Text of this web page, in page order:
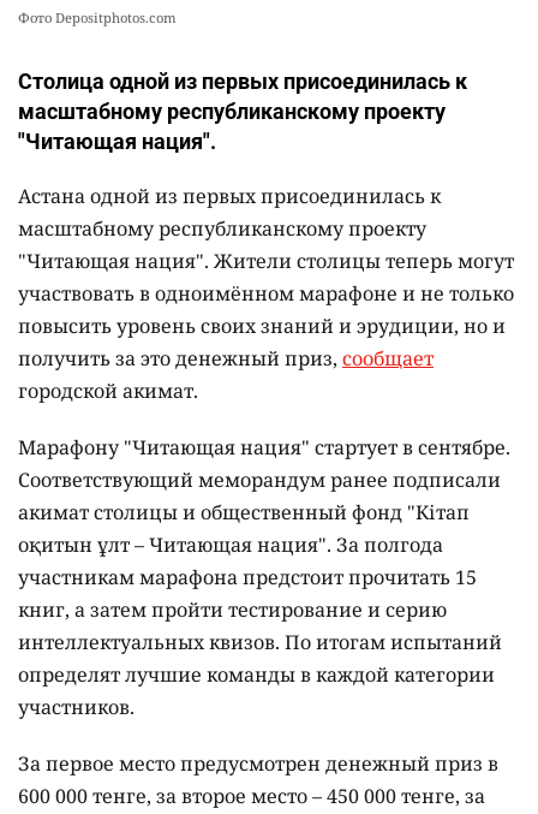
Фото Depositphotos.com
Столица одной из первых присоединилась к
масштабному республиканскому проекту
"Читающая нация".
Астана одной из первых присоединилась к
масштабному республиканскому проекту
"Читающая нация". Жители столицы теперь могут
участвовать в одноимённом марафоне и не только
повысить уровень своих знаний и эрудиции, но и
получить за это денежный приз, сообщает
городской акимат.
Марафону "Читающая нация" стартует в сентябре.
Соответствующий меморандум ранее подписали
акимат столицы и общественный фонд "Кітап
оқитын ұлт – Читающая нация". За полгода
участникам марафона предстоит прочитать 15
книг, а затем пройти тестирование и серию
интеллектуальных квизов. По итогам испытаний
определят лучшие команды в каждой категории
участников.
За первое место предусмотрен денежный приз в
600 000 тенге, за второе место – 450 000 тенге, за